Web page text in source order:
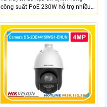
công suất PoE 230W hỗ trợ nhiều
thiết bị cùng lúc. Tốc độ chuyển
mạch 68Gbps đảm bảo hiệu suất
cao ổn định. Hỗ trợ truyền PoE xa
lên đến 300m cho hệ thống